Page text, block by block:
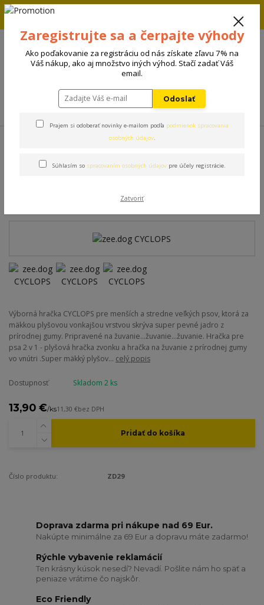
Zľava 5% na prvú objednávku. Zadaj kód FIRST5 a zľava sa
+421 908 198 133 (Po-Pia, 8-15 hod.)
zee.dog CYCLOPS
Výborná hračka CYCLOPS pre menších a stredne veľkých psov, ktorá za
mäkkou plyšovou vonkajšou vrstvou skrýva super pevné jadro z
prírodnej gumy. Pripravené na žuvanie...žuvanie...žuvanie. Hračka pre
psa 2 v 1 - plyšová hračka zvonku a hračka na žuvanie z prírodnej gumy
vo vnútri .Super mäkký plyšov... celý popis
Dostupnosť Skladom 2 ks
13,90 €/ks11,30 €bez DPH
Pridať do košíka
Číslo produktu: ZD29
Doprava zdarma pri nákupe nad 69 Eur.
Nakúpte minimálne za 69 Eur a dopravu máte zadarmo!
Rýchle vybavenie reklamácií
Ten krásny kúsok nesedí? Nevadí. Pošlite nám ho späť a
peniaze vrátime čo najskôr.
Eco Friendly
Zaregistrujte sa a čerpajte výhody
Ako poďakovanie za registráciu od nás získate zľavu 7% na
Váš nákup, ako aj množstvo iných výhod. Stačí zadať Váš
email.
Odoslať
Prajem si odoberať novinky e-mailom podľa podmienok spracovania
osobných údajov.
Súhlasím so spracovaním osobných údajovpre účely registrácie.
Zatvoriť